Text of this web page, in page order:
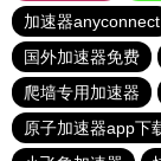
加速器anyconnect
国外加速器免费
爬墙专用加速器
原子加速器app下